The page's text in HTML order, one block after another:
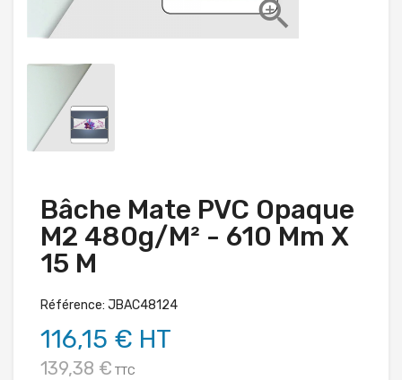

Bâche Mate PVC Opaque
M2 480g/m² - 610 Mm X
15 M
Référence: JBAC48124
116,15 € HT
139,38 € TTC